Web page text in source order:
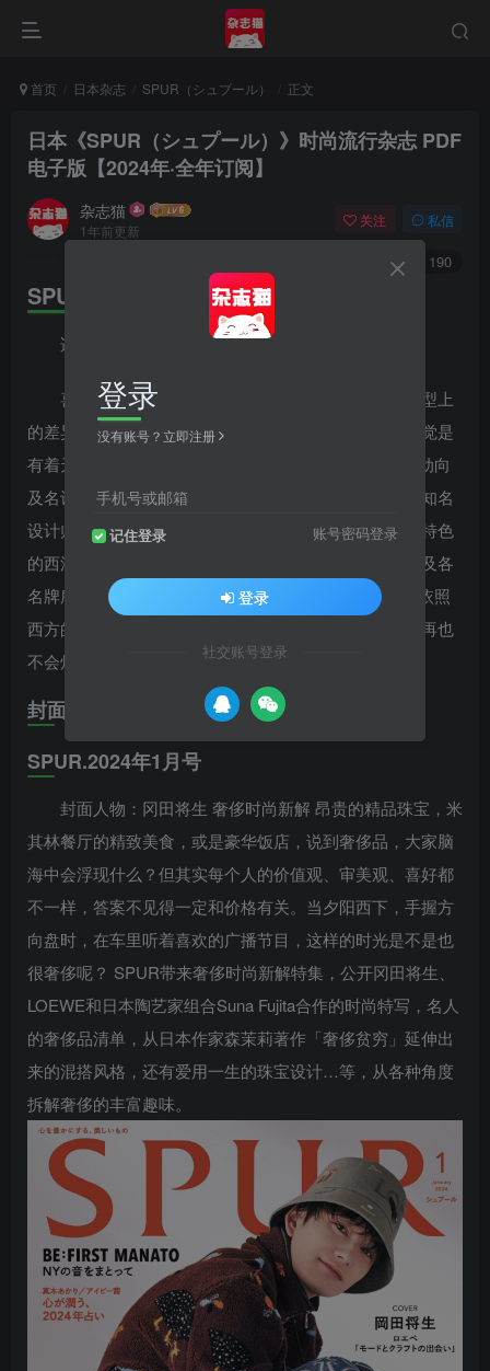
首页 日本杂志 SPUR（シュプール） 正文
日本《SPUR（シュプール）》时尚流行杂志 PDF
电子版【2024年·全年订阅】
杂志猫
1年前更新
关注 私信
803 190
SPUR（シュプール）内容简介
适合东方人的西洋流行风
喜爱西方品牌服饰的高雅及多变，但是由于天生体型上
的差异，常常是试穿之后，才发现和杂志上所看见的感觉是
有着天壤之别。因此SPUR除了介绍当月各名牌的最新动向
及名设计师所举办的服装秀之外，还时常访问一些日本知名
设计师及发型师，介绍他们如何挑选及穿着出适合自己特色
的西洋名牌服饰；并且介绍一些现在日本正流行的发型及各
名牌所推出的当季流行配件。而SPUR编辑群也会定期依照
西方的流行动向为读者们设计出好几种搭配方式，让你再也
不会烦恼只能欣赏却不能穿上它！
封面故事
SPUR.2024年1月号
封面人物：冈田将生 奢侈时尚新解 昂贵的精品珠宝，米
其林餐厅的精致美食，或是豪华饭店，说到奢侈品，大家脑
海中会浮现什么？但其实每个人的价值观、审美观、喜好都
不一样，答案不见得一定和价格有关。当夕阳西下，手握方
向盘时，在车里听着喜欢的广播节目，这样的时光是不是也
很奢侈呢？ SPUR带来奢侈时尚新解特集，公开冈田将生、
LOEWE和日本陶艺家组合Suna Fujita合作的时尚特写，名人
的奢侈品清单，从日本作家森茉莉著作「奢侈贫穷」延伸出
来的混搭风格，还有爱用一生的珠宝设计…等，从各种角度
拆解奢侈的丰富趣味。
登录
没有账号？立即注册
手机号或邮箱
记住登录 账号密码登录
登录
社交账号登录